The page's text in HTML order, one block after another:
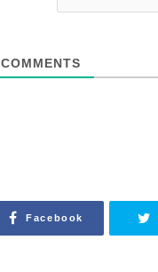
COMMENTS
Facebook